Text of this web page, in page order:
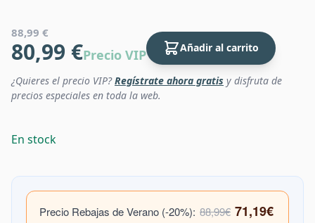
88,99 €
80,99 €Precio VIP Añadir al carrito
¿Quieres el precio VIP?Regístrate ahora gratis y disfruta de
precios especiales en toda la web.
En stock
Precio Rebajas de Verano (-20%): 88,99€ 71,19€